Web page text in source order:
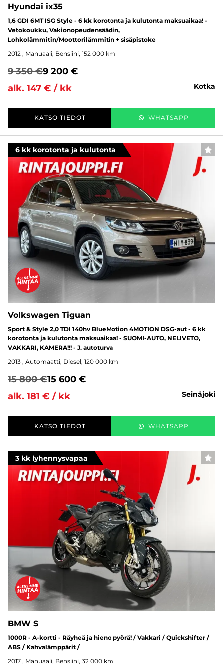
Hyundai ix35
1,6 GDI 6MT ISG Style - 6 kk korotonta ja kulutonta maksuaikaa! -
Vetokoukku, Vakionopeudensäädin,
Lohkolämmitin/Moottorilämmitin + sisäpistoke
2012 , Manuaali, Bensiini, 152 000 km
9 350 €9 200 €
alk. 147 € / kk
kotka
KATSO TIEDOT WHATSAPP
6 kk korotonta ja kulutonta
Volkswagen Tiguan
Sport & Style 2,0 TDI 140hv BlueMotion 4MOTION DSG-aut - 6 kk
korotonta ja kulutonta maksuaikaa! - SUOMI-AUTO, NELIVETO,
VAKKARI, KAMERA!!! - J. autoturva
2013 , Automaatti, Diesel, 120 000 km
15 800 €15 600 €
alk. 181 € / kk
seinäjoki
KATSO TIEDOT WHATSAPP
3 kk lyhennysvapaa
BMW S
1000R - A-kortti - Räyheä ja hieno pyörä! / Vakkari / Quickshifter /
ABS / Kahvalämppärit /
2017 , Manuaali, Bensiini, 32 000 km